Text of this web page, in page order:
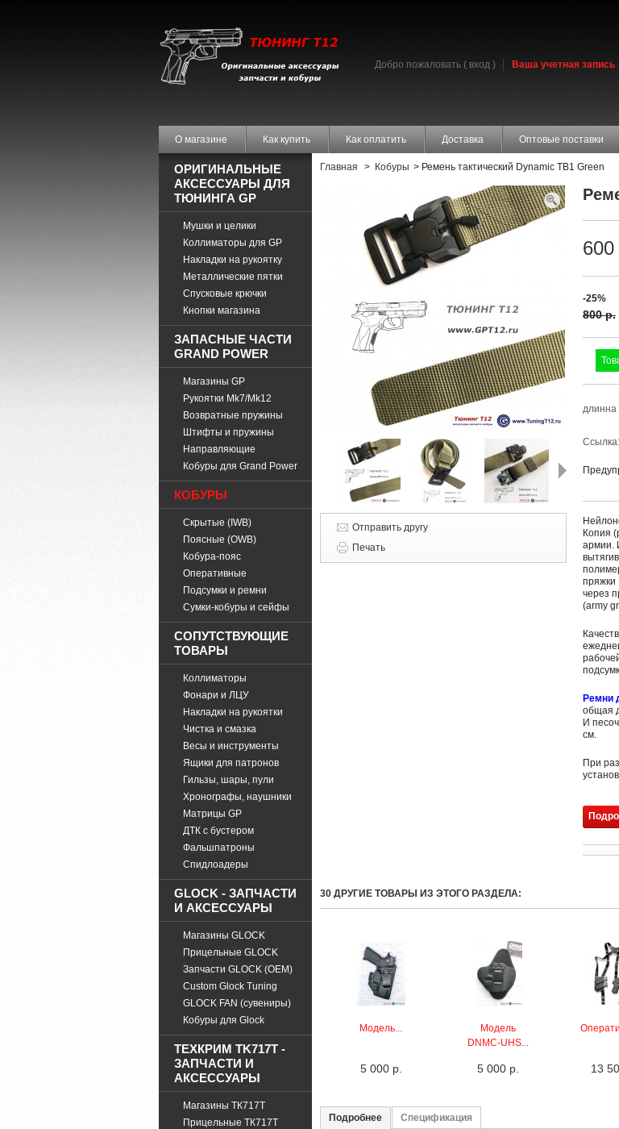
О магазине Как купить Как оплатить Доставка Оптовые поставки
Добро пожаловать ( вход ) Ваша учетная запись
ОРИГИНАЛЬНЫЕ
АКСЕССУАРЫ ДЛЯ
ТЮНИНГА GP
Мушки и целики
Коллиматоры для GP
Накладки на рукоятку
Металлические пятки
Спусковые крючки
Кнопки магазина
ЗАПАСНЫЕ ЧАСТИ
GRAND POWER
Магазины GP
Рукоятки Mk7/Mk12
Возвратные пружины
Штифты и пружины
Направляющие
Кобуры для Grand Power
КОБУРЫ
Скрытые (IWB)
Поясные (OWB)
Кобура-пояс
Оперативные
Подсумки и ремни
Cумки-кобуры и сейфы
СОПУТСТВУЮЩИЕ
ТОВАРЫ
Коллиматоры
Фонари и ЛЦУ
Накладки на рукоятки
Чистка и смазка
Весы и инструменты
Ящики для патронов
Гильзы, шары, пули
Хронографы, наушники
Матрицы GP
ДТК с бустером
Фальшпатроны
Спидлоадеры
GLOCK - ЗАПЧАСТИ
И АКСЕССУАРЫ
Магазины GLOCK
Прицельные GLOCK
Запчасти GLOCK (OEM)
Custom Glock Tuning
GLOCK FAN (сувениры)
Кобуры для Glock
ТЕХКРИМ TK717T -
ЗАПЧАСТИ И
АКСЕССУАРЫ
Магазины ТК717Т
Прицельные ТК717Т
Главная > Кобуры > Ремень тактический Dynamic TB1 Green
Отправить другу
Печать
600
-25%
800 р.
длинна
Ссылка:
Копия
армии.
пряжки
через
(army
Ремни
общая
И
см.
При
30 ДРУГИЕ ТОВАРЫ ИЗ ЭТОГО РАЗДЕЛА:
Модель...
5 000 р.
Модель
DNMC-UHS...
5 000 р. 13
Подробнее Спецификация